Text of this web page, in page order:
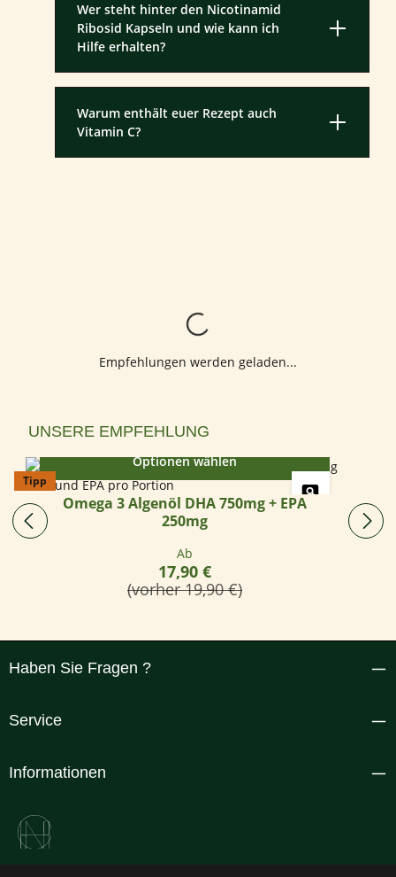
Wer steht hinter den Nicotinamid
Ribosid Kapseln und wie kann ich
Hilfe erhalten?
Warum enthält euer Rezept auch
Vitamin C?
Lädt...
Empfehlungen werden geladen...
Produktgalerie überspringen
UNSERE EMPFEHLUNG
Tipp
Optionen wählen
Omega 3 Algenöl DHA 750mg + EPA
250mg
Regulärer Preis:
Ab
17,90 €
(vorher 19,90 €)
Haben Sie Fragen ?
Service
Informationen